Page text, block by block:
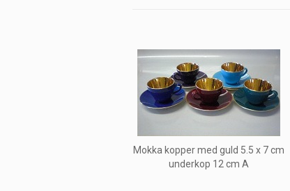
Mokka kopper med guld 5.5 x 7 cm
underkop 12 cm A